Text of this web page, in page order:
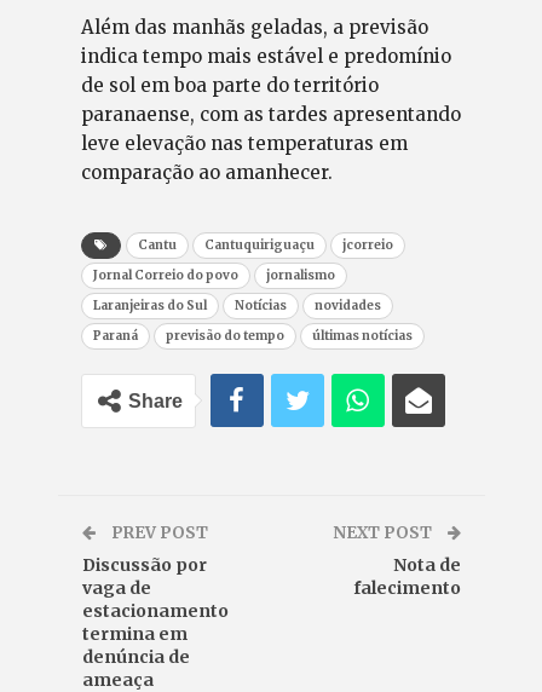
Além das manhãs geladas, a previsão
indica tempo mais estável e predomínio
de sol em boa parte do território
paranaense, com as tardes apresentando
leve elevação nas temperaturas em
comparação ao amanhecer.
Cantu Cantuquiriguaçu
jcorreio
Jornal Correio do povo
jornalismo
Laranjeiras do Sul
Notícias
novidades
Paraná
previsão do tempo últimas notícias
Share
PREV POST
Discussão por
vaga de
estacionamento
termina em
denúncia de
ameaça
NEXT POST
Nota de
falecimento